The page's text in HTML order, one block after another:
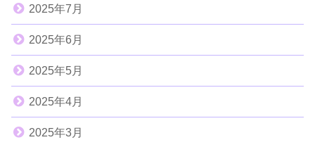
2025年7月
2025年6月
2025年5月
2025年4月
2025年3月